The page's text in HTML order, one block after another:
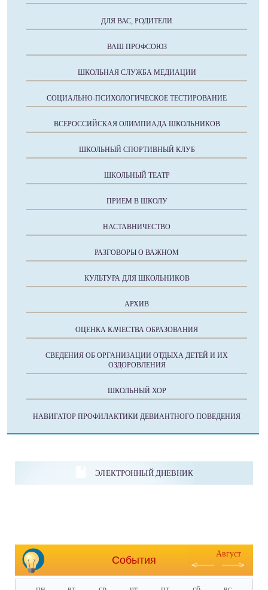
ДЛЯ ВАС, РОДИТЕЛИ
ВАШ ПРОФСОЮЗ
ШКОЛЬНАЯ СЛУЖБА МЕДИАЦИИ
СОЦИАЛЬНО-ПСИХОЛОГИЧЕСКОЕ ТЕСТИРОВАНИЕ
ВСЕРОССИЙСКАЯ ОЛИМПИАДА ШКОЛЬНИКОВ
ШКОЛЬНЫЙ СПОРТИВНЫЙ КЛУБ
ШКОЛЬНЫЙ ТЕАТР
ПРИЕМ В ШКОЛУ
НАСТАВНИЧЕСТВО
РАЗГОВОРЫ О ВАЖНОМ
КУЛЬТУРА ДЛЯ ШКОЛЬНИКОВ
АРХИВ
ОЦЕНКА КАЧЕСТВА ОБРАЗОВАНИЯ
СВЕДЕНИЯ ОБ ОРГАНИЗАЦИИ ОТДЫХА ДЕТЕЙ И ИХ
ОЗДОРОВЛЕНИЯ
ШКОЛЬНЫЙ ХОР
НАВИГАТОР ПРОФИЛАКТИКИ ДЕВИАНТНОГО ПОВЕДЕНИЯ
ЭЛЕКТРОННЫЙ ДНЕВНИК
События
Август